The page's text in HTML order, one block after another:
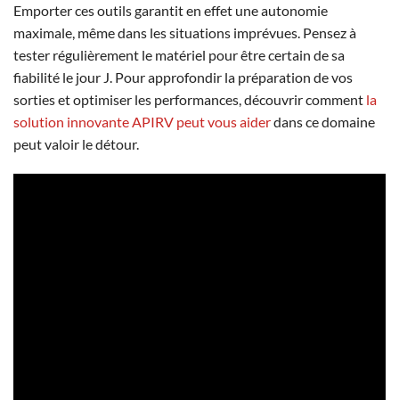
Emporter ces outils garantit en effet une autonomie
maximale, même dans les situations imprévues. Pensez à
tester régulièrement le matériel pour être certain de sa
fiabilité le jour J. Pour approfondir la préparation de vos
sorties et optimiser les performances, découvrir comment la
solution innovante APIRV peut vous aiderdans ce domaine
peut valoir le détour.